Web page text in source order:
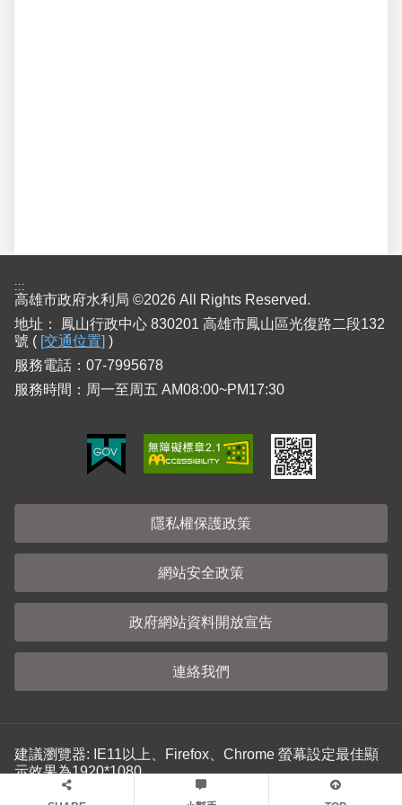
:::
高雄市政府水利局 ©2026 All Rights Reserved.
地址：
鳳山行政中心 830201 高雄市鳳山區光復路二段132
號 ( [交通位置] )
服務電話：07-7995678
服務時間：周一至周五 AM08:00~PM17:30
隱私權保護政策
網站安全政策
政府網站資料開放宣告
連絡我們
建議瀏覽器: IE11以上、Firefox、Chrome 螢幕設定最佳顯
示效果為1920*1080
更新日期：115-07-31
訪客人數：08190185